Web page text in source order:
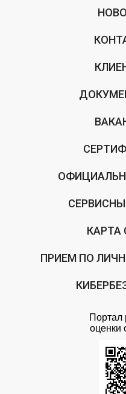
КАРТА
ПРИЕМ ПО
Портал
оценки